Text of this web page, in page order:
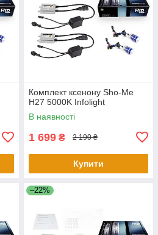
Комплект ксенону Sho-Me
H27 5000K Infolight
В наявності
1 699 ₴ 2 190 ₴
Купити
–22%